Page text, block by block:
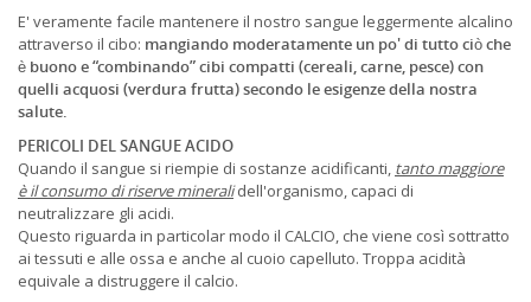
E' veramente facile mantenere il nostro sangue leggermente alcalino
attraverso il cibo: mangiando moderatamente un po' di tutto ciò che
è buono e “combinando” cibi compatti (cereali, carne, pesce) con
quelli acquosi (verdura frutta) secondo le esigenze della nostra
salute.
PERICOLI DEL SANGUE ACIDO
Quando il sangue si riempie di sostanze acidificanti, tanto maggiore
è il consumo di riserve mineralidell'organismo, capaci di
neutralizzare gli acidi.
Questo riguarda in particolar modo il CALCIO, che viene così sottratto
ai tessuti e alle ossa e anche al cuoio capelluto. Troppa acidità
equivale a distruggere il calcio.